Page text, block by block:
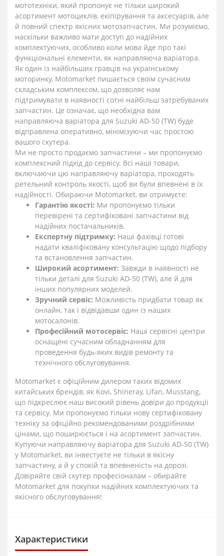
мототехніки, який пропонує не тільки широкий
асортимент мотоциклів, екіпірування та аксесуарів, але
й повний спектр якісних мотозапчастин. Ми розуміємо,
наскільки важливо мати доступ до надійних
комплектуючих, особливо коли мова йде про такі
функціональні елементи, як направляюча варіатора.
Як один із найбільших гравців на українському
моторинку, Motomarket пишається своїм сучасним
складським комплексом, що дозволяє нам
підтримувати в наявності сотні найбільш затребуваних
запчастин. Це означає, що необхідна вам
направляюча варіатора для Suzuki AD-50 (TW) буде
відправлена оперативно, мінімізуючи час простою
вашого скутера.
Ми не просто продаємо запчастини – ми пропонуємо
комплексний підхід до сервісу. Всі наші товари,
включаючи цю направляючу варіатора, проходять
ретельний контроль якості, щоб ви були впевнені в їх
надійності. Обираючи Motomarket, ви отримуєте:
Гарантію якості: Ми пропонуємо тільки
перевірені та сертифіковані запчастини від
надійних постачальників.
Експертну підтримку: Наші фахівці готові
надати кваліфіковану консультацію щодо підбору
та встановлення запчастин.
Широкий асортимент: Завжди в наявності не
тільки деталі для Suzuki AD-50 (TW), але й для
інших популярних моделей.
Зручний сервіс: Можливість придбати товар як
онлайн, так і відвідавши один із наших
мотосалонів.
Професійний мотосервіс: Наші сервісні центри
оснащені сучасним обладнанням для
проведення будь-яких видів ремонту та
технічного обслуговування.
Motomarket є офіційним дилером таких відомих
китайських брендів, як Kovi, Shineray, Lifan, Musstang,
що підкреслює наш високий рівень довіри до продукції
та сервісу. Ми пропонуємо тільки нову сертифіковану
техніку за офіційно рекомендованими роздрібними
цінами, що поширюється і на асортимент запчастин.
Купуючи направляючу варіатора для Suzuki AD-50 (TW)
у Motomarket, ви інвестуєте не тільки в якісну
запчастину, а й у спокій та впевненість на дорозі.
Довіряйте свій скутер професіоналам – обирайте
Motomarket для покупки надійних комплектуючих та
якісного обслуговування!
Характеристики